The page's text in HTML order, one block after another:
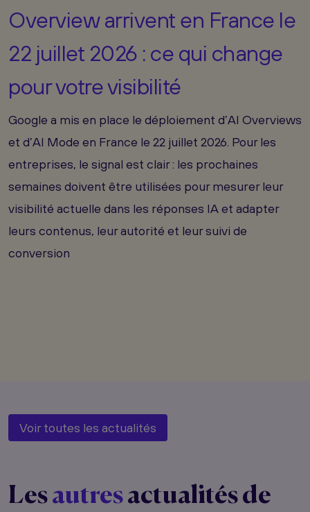
Overview arrivent en France le
22 juillet 2026 : ce qui change
pour votre visibilité
Google a mis en place le déploiement d’AI Overviews
et d’AI Mode en France le 22 juillet 2026. Pour les
entreprises, le signal est clair : les prochaines
semaines doivent être utilisées pour mesurer leur
visibilité actuelle dans les réponses IA et adapter
leurs contenus, leur autorité et leur suivi de
conversion
Voir toutes les actualités
Lesautresactualités de